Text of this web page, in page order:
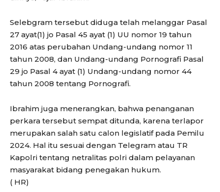
Selebgram tersebut diduga telah melanggar Pasal
27 ayat(1) jo Pasal 45 ayat (1) UU nomor 19 tahun
2016 atas perubahan Undang-undang nomor 11
tahun 2008, dan Undang-undang Pornografi Pasal
29 jo Pasal 4 ayat (1) Undang-undang nomor 44
tahun 2008 tentang Pornografi.
Ibrahim juga menerangkan, bahwa penanganan
perkara tersebut sempat ditunda, karena terlapor
merupakan salah satu calon legislatif pada Pemilu
2024. Hal itu sesuai dengan Telegram atau TR
Kapolri tentang netralitas polri dalam pelayanan
masyarakat bidang penegakan hukum.
( HR)